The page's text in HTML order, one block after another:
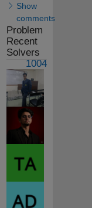
Show
comments
Problem
Recent
Solvers
1004